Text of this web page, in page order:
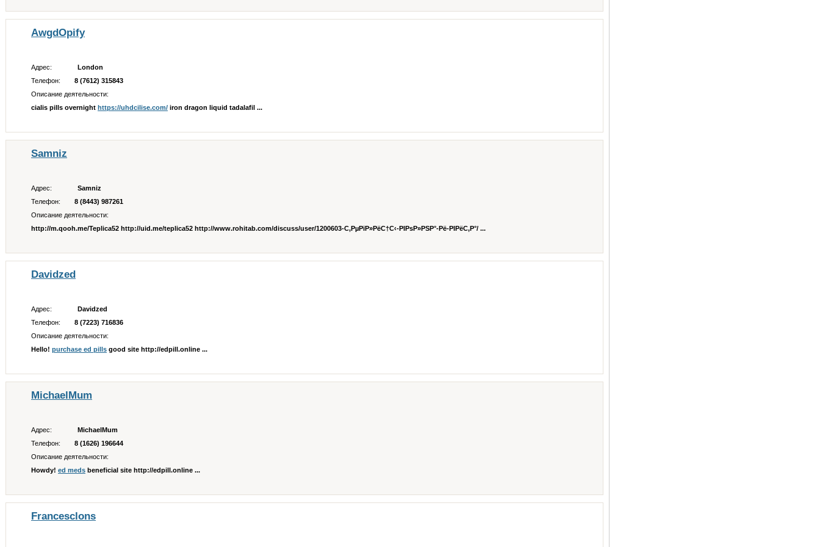
AwgdOpify
Адрес:
London
Телефон:
8 (7612) 315843
Описание деятельности:
cialis pills overnight https://uhdcilise.com/ iron dragon liquid tadalafil ...
Samniz
Адрес:
Samniz
Телефон:
8 (8443) 987261
Описание деятельности:
http://m.qooh.me/Teplica52 http://uid.me/teplica52 http://www.rohitab.com/discuss/user/1200603-С‚РµРїР»РёС†С‹-РІРѕР»РЅР°-Рё-РІРёС‚Р°/ ...
Davidzed
Адрес:
Davidzed
Телефон:
8 (7223) 716836
Описание деятельности:
Hello! purchase ed pills good site http://edpill.online ...
MichaelMum
Адрес:
MichaelMum
Телефон:
8 (1626) 196644
Описание деятельности:
Howdy! ed meds beneficial site http://edpill.online ...
Francesclons